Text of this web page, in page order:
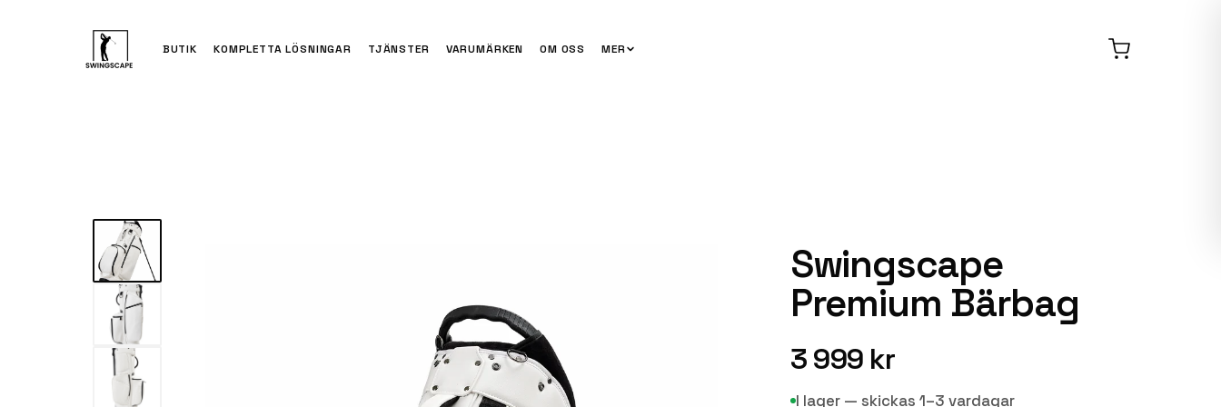
BUTIK KOMPLETTA LÖSNINGAR TJÄNSTER VARUMÄRKEN OM OSS MER
Swingscape
Premium Bärbag
3 999 kr
I lager — skickas 1–3 vardagar